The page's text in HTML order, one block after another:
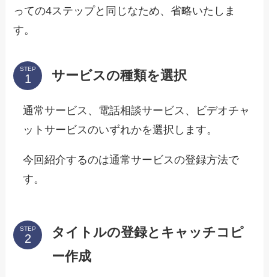
っての4ステップと同じなため、省略いたしま
す。
STEP サービスの種類を選択
通常サービス、電話相談サービス、ビデオチャ
ットサービスのいずれかを選択します。
今回紹介するのは通常サービスの登録方法で
す。
STEP
タイトルの登録とキャッチコピ
ー作成